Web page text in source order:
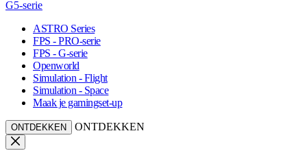
G5-serie
ASTRO Series
FPS - PRO-serie
FPS - G-serie
Openworld
Simulation - Flight
Simulation - Space
Maak je gamingset-up
ONTDEKKEN ONTDEKKEN